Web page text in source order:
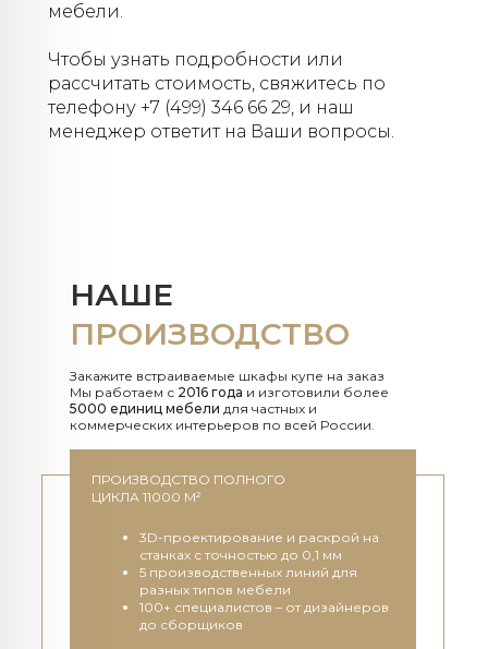
мебели.
Чтобы узнать подробности или
рассчитать стоимость, свяжитесь по
телефону +7 (499) 346 66 29, и наш
менеджер ответит на Ваши вопросы.
НАШЕ
ПРОИЗВОДСТВО
Закажите встраиваемые шкафы купе на заказ
Мы работаем с 2016 года и изготовили более
5000 единиц мебели для частных и
коммерческих интерьеров по всей России.
ПРОИЗВОДСТВО ПОЛНОГО
ЦИКЛА 11000 М²
3D-проектирование и раскрой на
станках с точностью до 0,1 мм
5 производственных линий для
разных типов мебели
100+ специалистов – от дизайнеров
до сборщиков